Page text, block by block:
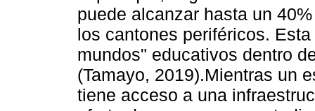
puede alcanzar hasta un
los cantones periféricos.
mundos" educativos dentro
(Tamayo, 2019).Mientras un
tiene acceso a una